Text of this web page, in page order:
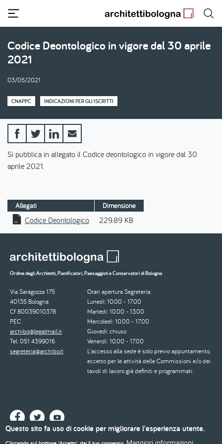
contenuto
principale
Codice Deontologico in vigore dal 30 aprile
2021
03/05/2021
CNAPPC INDICAZIONI PER GLI ISCRITTI
Si pubblica in allegato il Codice deontologico in vigore dal 30
aprile 2021.
Allegati Dimensione
Codice Deontologico 229.89 KB
Ordine degli Architetti, Pianificatori, Paesaggisti e Conservatori di Bologna
Via Saragozza 175
40135 Bologna
Cf 80039010378
PEC
archibo@legalmail.it
Tel. 051 4399016
segreteria@archibo.it
Orari apertura Segreteria:
Lunedì: 10.00 - 17.00
Martedì: 10.00 - 13.00
Mercoledì: 10.00 - 17.00
Giovedì: chiuso
Venerdì: 10.00 - 17.00
L'accesso alla sede è solo previo appuntamento,
eccetto per le attività delle Commissioni e/o dei
tavoli di lavoro già definiti e programmati.
Questo sito fa uso di cookie per migliorare l'esperienza utente.